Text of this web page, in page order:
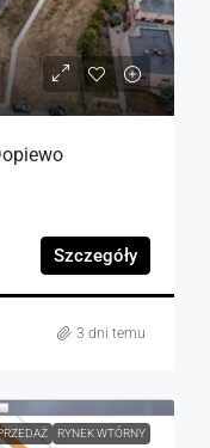
Szczegóły
3 dni temu
RYNEK WTÓRNY